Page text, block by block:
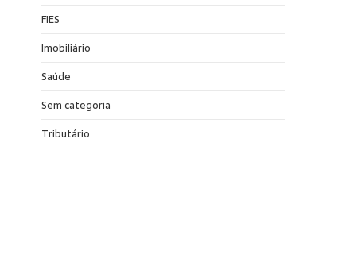
FIES
Imobiliário
Saúde
Sem categoria
Tributário